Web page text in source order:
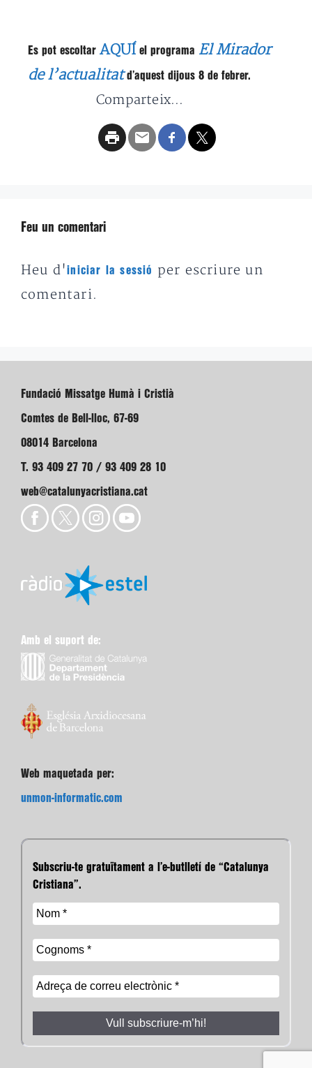
Es pot escoltar AQUÍ el programa El Mirador
de l’actualitat d’aquest dijous 8 de febrer.
Comparteix...
Feu un comentari
Heu d'iniciar la sessió
per escriure un
comentari.
Fundació Missatge Humà i Cristià
Comtes de Bell-lloc, 67-69
08014 Barcelona
T. 93 409 27 70 / 93 409 28 10
web@catalunyacristiana.cat
Amb el suport de:
Web maquetada per:
unmon-informatic.com
Subscriu-te gratuïtament a l’e-butlletí de “Catalunya
Cristiana”.